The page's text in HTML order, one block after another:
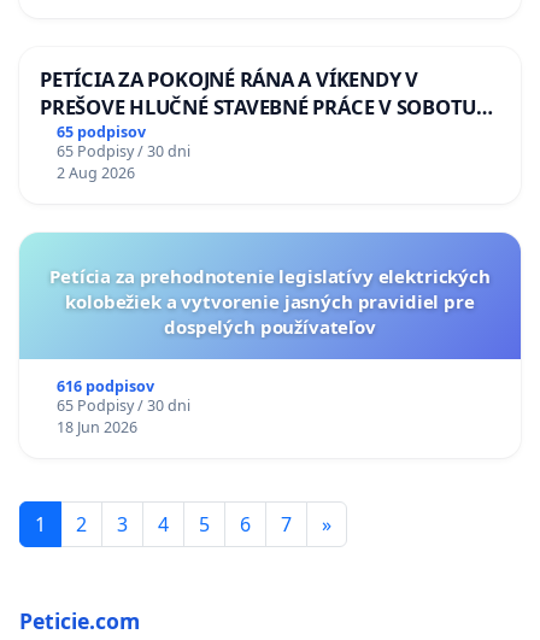
PETÍCIA ZA POKOJNÉ RÁNA A VÍKENDY V
PREŠOVE HLUČNÉ STAVEBNÉ PRÁCE V SOBOTU
LEN OD 9.00 DO 13.00 HOD., CEZ PRACOVNÝ
TÝŽDEŇ CIEĽ 8.00 – 18.00 HOD. A PRAVIDELNÁ
KONTROLA STAVBY C-AREA NA
65 podpisov
65 Podpisy / 30 dni
2 Aug 2026
Petícia za prehodnotenie legislatívy elektrických
kolobežiek a vytvorenie jasných pravidiel pre
dospelých používateľov
616 podpisov
65 Podpisy / 30 dni
18 Jun 2026
1 2 3 4 5 6 7 »
Peticie.com